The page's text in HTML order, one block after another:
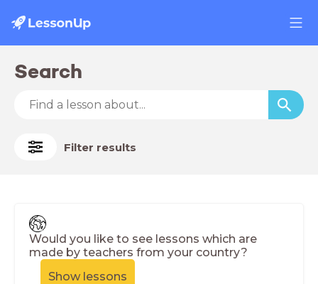
Search
Filter results
Would you like to see lessons which are
made by teachers from your country?
Show lessons